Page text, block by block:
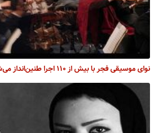
نوای موسیقی فجر با بیش از ۱۱۰ اجرا طنین‌انداز می‌شود/ اینفوگرافیک